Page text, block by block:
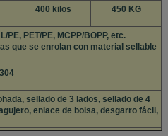
400 kilos 450 KG
PE, PET/PE, MCPP/BOPP, etc.
que se enrolan con material sellable
sellado de 3 lados, sellado de 4
enlace de bolsa, desgarro fácil,